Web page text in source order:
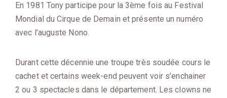
En 1981 Tony participe pour la 3ème fois au Festival
Mondial du Cirque de Demain et présente un numéro
avec l’auguste Nono.
Durant cette décennie une troupe très soudée cours le
cachet et certains week-end peuvent voir s’enchainer
2 ou 3 spectacles dans le département. Les clowns ne